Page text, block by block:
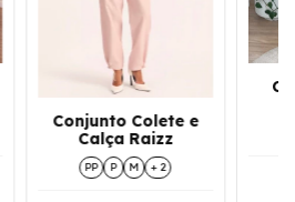
Conjunto Colete e
Calça Raizz
PP P M + 2